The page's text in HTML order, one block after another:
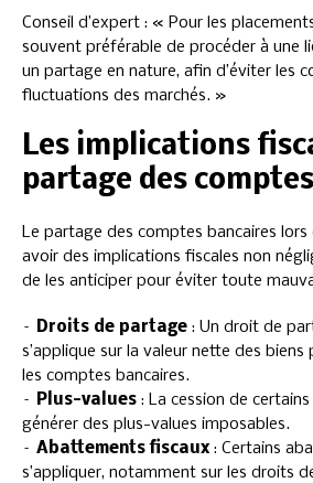
Conseil d’expert : « Pour les
souvent préférable de procéder à une
un partage en nature, afin d’éviter les
fluctuations des marchés. »
Les implications
partage des
Le partage des comptes bancaires lors
avoir des implications fiscales non
de les anticiper pour éviter toute
– Droits de partage : Un droit de
s’applique sur la valeur nette des
les comptes bancaires.
–
Plus-values : La cession de
générer des plus-values imposables.
– Abattements fiscaux : Certains
s’appliquer, notamment sur les droits